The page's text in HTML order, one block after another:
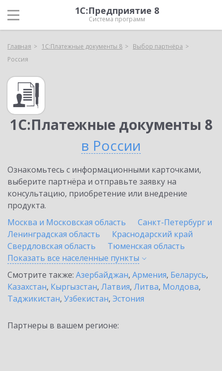
1С:Предприятие 8
Система программ
Главная 1С:Платежные документы 8
Выбор партнёра
Россия
1С:Платежные документы 8
в России
Ознакомьтесь с информационными карточками,
выберите партнёра и отправьте заявку на
консультацию, приобретение или внедрение
продукта.
Москва и Московская область
Санкт-Петербург и
Ленинградская область
Краснодарский край
Свердловская область
Тюменская область
Показать все населенные пункты
Смотрите также: Азербайджан, Армения, Беларусь,
Казахстан, Кыргызстан, Латвия, Литва, Молдова,
Таджикистан, Узбекистан, Эстония
Партнеры в вашем регионе: